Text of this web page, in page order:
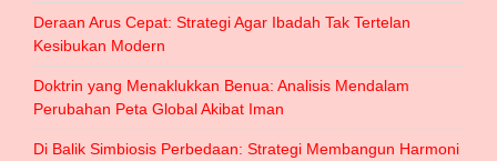
Deraan Arus Cepat: Strategi Agar Ibadah Tak Tertelan
Kesibukan Modern
Doktrin yang Menaklukkan Benua: Analisis Mendalam
Perubahan Peta Global Akibat Iman
Di Balik Simbiosis Perbedaan: Strategi Membangun Harmoni